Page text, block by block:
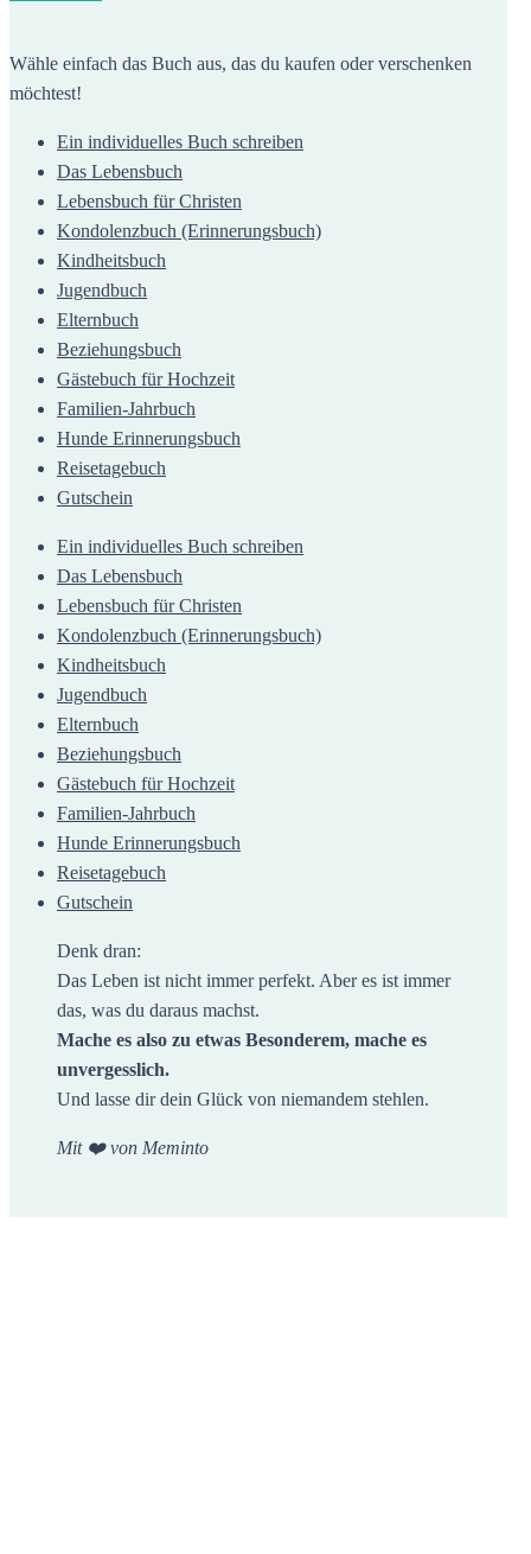
Wähle einfach das Buch aus, das du kaufen oder verschenken
möchtest!
Ein individuelles Buch schreiben
Das Lebensbuch
Lebensbuch für Christen
Kondolenzbuch (Erinnerungsbuch)
Kindheitsbuch
Jugendbuch
Elternbuch
Beziehungsbuch
Gästebuch für Hochzeit
Familien-Jahrbuch
Hunde Erinnerungsbuch
Reisetagebuch
Gutschein
Ein individuelles Buch schreiben
Das Lebensbuch
Lebensbuch für Christen
Kondolenzbuch (Erinnerungsbuch)
Kindheitsbuch
Jugendbuch
Elternbuch
Beziehungsbuch
Gästebuch für Hochzeit
Familien-Jahrbuch
Hunde Erinnerungsbuch
Reisetagebuch
Gutschein
Denk dran:
Das Leben ist nicht immer perfekt. Aber es ist immer
das, was du daraus machst.
Mache es also zu etwas Besonderem, mache es
unvergesslich.
Und lasse dir dein Glück von niemandem stehlen.
Mit ❤️ von Meminto